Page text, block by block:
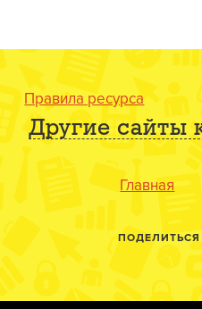
Правила ресурса
Другие сайты
Главная